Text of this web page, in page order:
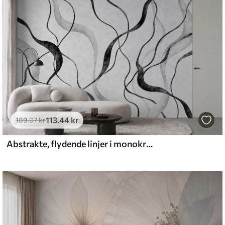
.33269.00 kr/m²
and Stick
.67400.00kr/m²
189.07kr113.44 kr
Abstrakte, flydende linjer i monokrome nuancer